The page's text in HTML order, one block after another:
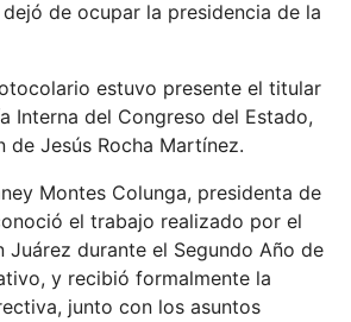
de ocupar la presidencia de la
estuvo presente el titular
Interna del Congreso del Estado,
de Jesús Rocha Martínez.
Montes Colunga, presidenta de
el trabajo realizado por el
durante el Segundo Año de
y recibió formalmente la
junto con los asuntos